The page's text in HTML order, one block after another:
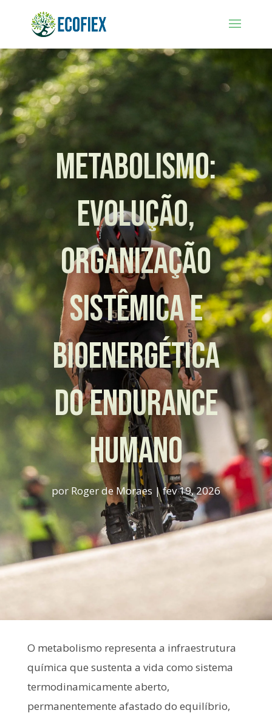
Metabolismo:
Evolução,
Organização
Sistêmica e
Bioenergética
do Endurance
Humano
por Roger de Moraes |fev 19, 2026
O metabolismo representa a infraestrutura
química que sustenta a vida como sistema
termodinamicamente aberto,
permanentemente afastado do equilíbrio,